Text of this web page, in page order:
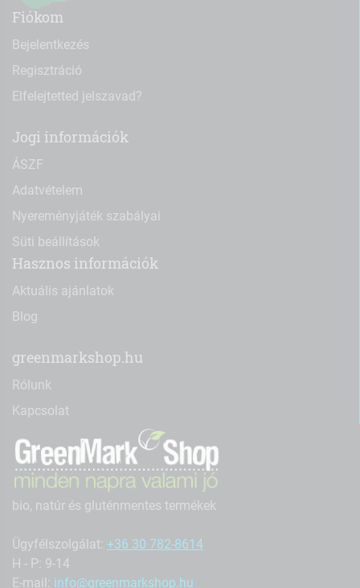
Fiókom
Bejelentkezés
Regisztráció
Elfelejtetted jelszavad?
Jogi információk
ÁSZF
Adatvételem
Nyereményjáték szabályai
Süti beállítások
Hasznos információk
Aktuális ajánlatok
Blog
greenmarkshop.hu
Rólunk
Kapcsolat
bio, natúr és gluténmentes termékek
Ügyfélszolgálat: +36 30 782-8614
H - P: 9-14
E-mail: info@greenmarkshop.hu